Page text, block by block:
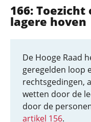
166:
lagere hoven
De Hooge Raad
geregelden loop
rechtsgedingen,
wetten door de
door de
artikel 156.